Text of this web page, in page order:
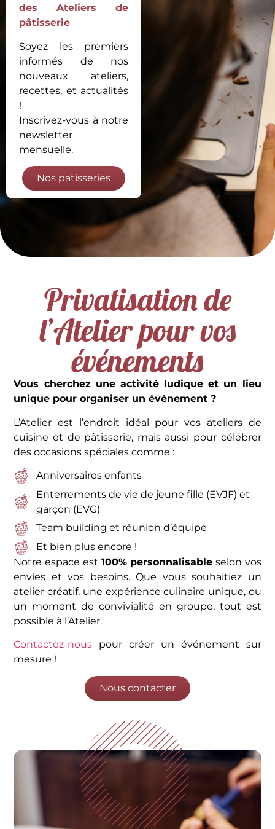
des Ateliers de
pâtisserie
Soyez les premiers
informés de nos
nouveaux ateliers,
recettes, et actualités
!
Inscrivez-vous à notre
newsletter
mensuelle.
Nos patisseries
Privatisation de
l’Atelier pour vos
événements
Vous cherchez une activité ludique et un lieu
unique pour organiser un événement ?
L’Atelier est l’endroit idéal pour vos ateliers de
cuisine et de pâtisserie, mais aussi pour célébrer
des occasions spéciales comme :
Anniversaires enfants
Enterrements de vie de jeune fille (EVJF) et
garçon (EVG)
Team building et réunion d’équipe
Et bien plus encore !
Notre espace est 100% personnalisable selon vos
envies et vos besoins. Que vous souhaitiez un
atelier créatif, une expérience culinaire unique, ou
un moment de convivialité en groupe, tout est
possible à l’Atelier.
Contactez-nous pour créer un événement sur
mesure !
Nous contacter